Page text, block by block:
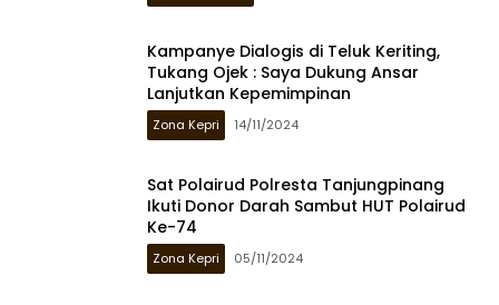
Kampanye Dialogis di Teluk Keriting,
Tukang Ojek : Saya Dukung Ansar
Lanjutkan Kepemimpinan
Zona Kepri 14/11/2024
Sat Polairud Polresta Tanjungpinang
Ikuti Donor Darah Sambut HUT Polairud
Ke-74
Zona Kepri 05/11/2024